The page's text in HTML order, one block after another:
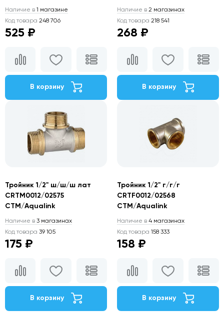
Наличие в 1 магазине
Код товара 248 706
525 ₽
В корзину
Наличие в 2 магазинах
Код товара 218 541
268 ₽
В корзину
Тройник 1/2" ш/ш/ш лат
CRTM0012/02575
СТМ/Aqualink
Наличие в 3 магазинах
Код товара 39 105
175 ₽
В корзину
Тройник 1/2" г/г/г
CRTF0012/02568
СТМ/Aqualink
Наличие в 4 магазинах
Код товара 158 333
158 ₽
В корзину